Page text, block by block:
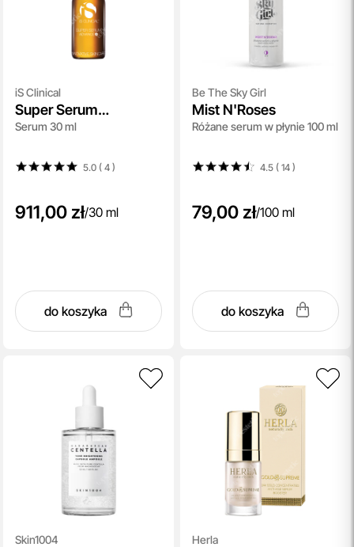
iS Clinical
Super Serum
Advance+
Serum 30 ml
5.0 ( 4)
911,00 zł/30 ml
do koszyka
Be The Sky Girl
Mist N'Roses
Różane serum w płynie 100 ml
4.5 ( 14)
79,00 zł/100 ml
do koszyka
Skin1004 Herla